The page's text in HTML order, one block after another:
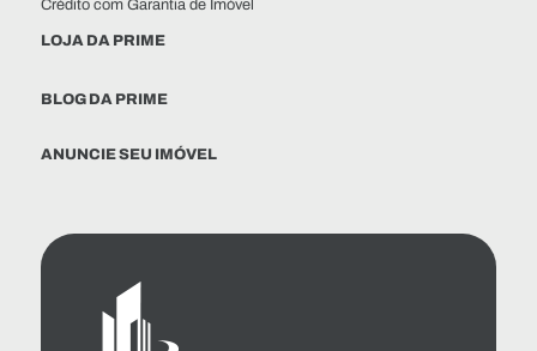
Crédito com Garantia de Imóvel
LOJA DA PRIME
BLOG DA PRIME
ANUNCIE SEU IMÓVEL